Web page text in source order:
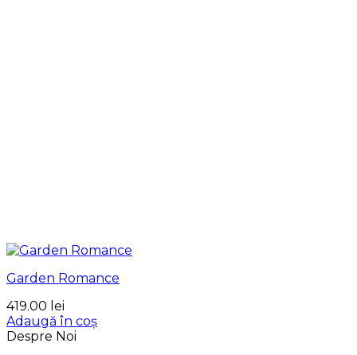
Garden Romance
419.00 lei
Adaugă în coș
Despre Noi